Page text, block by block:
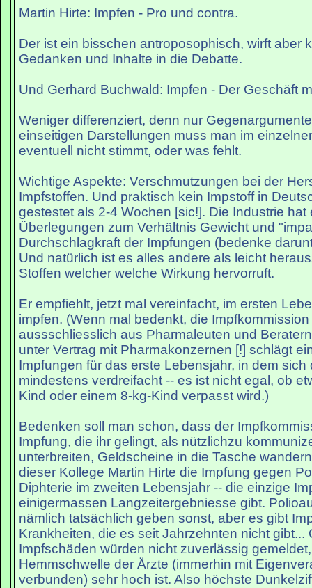
Martin Hirte: Impfen - Pro und contra.
Der ist ein bisschen antroposophisch, wirft aber
Gedanken und Inhalte in die Debatte.
Und Gerhard Buchwald: Impfen - Der Geschäft
Weniger differenziert, denn nur
einseitigen Darstellungen muss man im
eventuell nicht stimmt, oder was fehlt.
Wichtige Aspekte: Verschmutzungen bei der
Impfstoffen. Und praktisch kein Impstoff in
gestestet als 2-4 Wochen [sic!]. Die Industrie hat
Überlegungen zum Verhältnis Gewicht und
Durchschlagkraft der Impfungen (bedenke
Und natürlich ist es alles andere als leicht
Stoffen welcher welche Wirkung hervorruft.
Er empfiehlt, jetzt mal vereinfacht, im ersten
impfen. (Wenn mal bedenkt, die
aussschliesslich aus Pharmaleuten und
unter Vertrag mit Pharmakonzernen [!] schlägt
Impfungen für das erste Lebensjahr, in dem
mindestens verdreifacht -- es ist nicht egal, ob
Kind oder einem 8-kg-Kind verpasst wird.)
Bedenken soll man schon, dass der
Impfung, die ihr gelingt, als nützlichzu
unterbreiten, Geldscheine in die Tasche
dieser Kollege Martin Hirte die Impfung gegen
Diphterie im zweiten Lebensjahr -- die einzige
einigermassen Langzeitergebniesse gibt.
nämlich tatsächlich geben sonst, aber es gibt
Krankheiten, die es seit Jahrzehnten nicht gibt...
Impfschäden würden nicht zuverlässig
Hemmschwelle der Ärzte (immerhin mit
verbunden) sehr hoch ist. Also höchste